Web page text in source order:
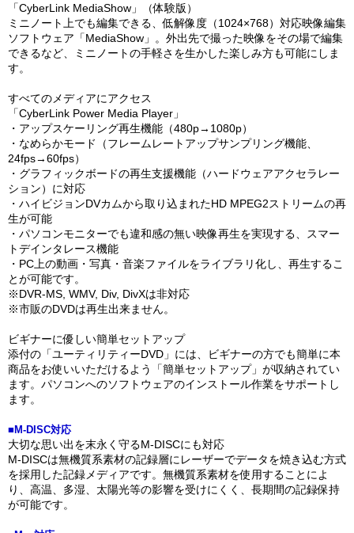
「CyberLink MediaShow」（体験版）
ミニノート上でも編集できる、低解像度（1024×768）対応映像編集
ソフトウェア「MediaShow」。外出先で撮った映像をその場で編集
できるなど、ミニノートの手軽さを生かした楽しみ方も可能にしま
す。
すべてのメディアにアクセス
「CyberLink Power Media Player」
・アップスケーリング再生機能（480p→1080p）
・なめらかモード（フレームレートアップサンプリング機能、
24fps→60fps）
・グラフィックボードの再生支援機能（ハードウェアアクセラレー
ション）に対応
・ハイビジョンDVカムから取り込まれたHD MPEG2ストリームの再
生が可能
・パソコンモニターでも違和感の無い映像再生を実現する、スマー
トデインタレース機能
・PC上の動画・写真・音楽ファイルをライブラリ化し、再生するこ
とが可能です。
※DVR-MS, WMV, Div, DivXは非対応
※市販のDVDは再生出来ません。
ビギナーに優しい簡単セットアップ
添付の「ユーティリティーDVD」には、ビギナーの方でも簡単に本
商品をお使いいただけるよう「簡単セットアップ」が収納されてい
ます。パソコンへのソフトウェアのインストール作業をサポートし
ます。
■M-DISC対応
大切な思い出を末永く守るM-DISCにも対応
M-DISCは無機質系素材の記録層にレーザーでデータを焼き込む方式
を採用した記録メディアです。無機質系素材を使用することによ
り、高温、多湿、太陽光等の影響を受けにくく、長期間の記録保持
が可能です。